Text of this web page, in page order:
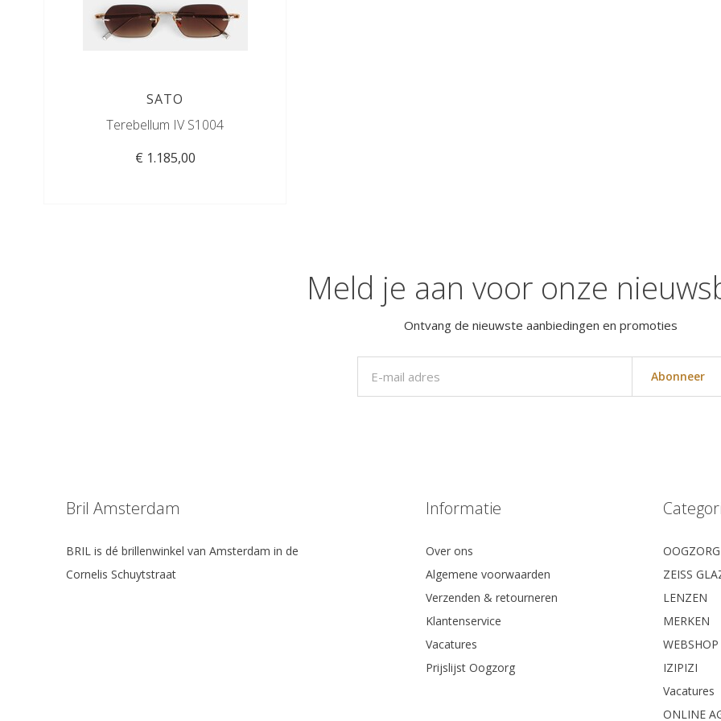
SATO
Terebellum IV S1004
€ 1.185,00
Meld je aan voor onze
Ontvang de nieuwste aanbiedingen en promoties
Abonneer
Bril Amsterdam
BRIL is dé brillenwinkel van Amsterdam in de
Cornelis Schuytstraat
Informatie
Over ons
Algemene voorwaarden
Verzenden & retourneren
Klantenservice
Vacatures
Prijslijst Oogzorg
OOGZORG
ZEISS
LENZEN
MERKEN
WEBSHOP
IZIPIZI
Vacatures
ONLINE